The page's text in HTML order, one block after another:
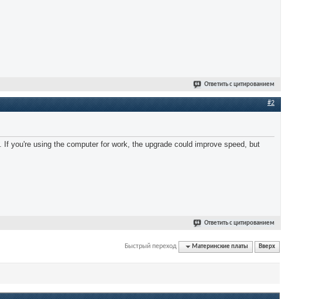
Ответить с цитированием
#2
you're using the computer for work, the upgrade could improve speed, but
Ответить с цитированием
Быстрый переход Материнские платы Вверх